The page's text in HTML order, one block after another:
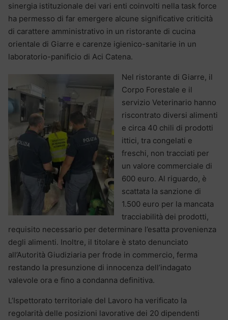
sinergia istituzionale dei vari enti coinvolti nella task force
ha permesso di far emergere alcune significative criticità
di carattere amministrativo in un ristorante di cucina
orientale di Giarre e carenze igienico-sanitarie in un
laboratorio-panificio di Aci Catena.
Nel ristorante di Giarre, il
Corpo Forestale e il
servizio Veterinario hanno
riscontrato diversi alimenti
e circa 40 chili di prodotti
ittici, tra congelati e
freschi, non tracciati per
un valore commerciale di
600 euro. Al riguardo, è
scattata la sanzione di
1.500 euro per la mancata
tracciabilità dei prodotti,
requisito necessario per determinare l’esatta provenienza
degli alimenti. Inoltre, il titolare è stato denunciato
all’Autorità Giudiziaria per frode in commercio, ferma
restando la presunzione di innocenza dell’indagato
valevole ora e fino a condanna definitiva.
L’Ispettorato territoriale del Lavoro ha verificato la
regolarità delle posizioni lavorative dei 20 dipendenti